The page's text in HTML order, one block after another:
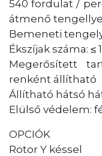
540 fordulat /
átmenő
Bemeneti tengely
Ékszíjak száma: ≤
Megerősített
renként állítható
Állítható hátsó
Elülső védelem:
OPCIÓK
Rotor Y késsel